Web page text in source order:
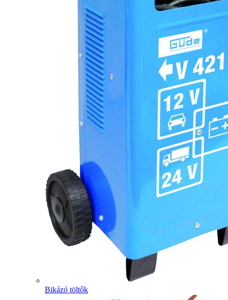
Bikázó töltők